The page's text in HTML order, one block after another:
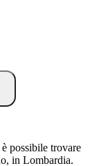
possibile trovare
in Lombardia.